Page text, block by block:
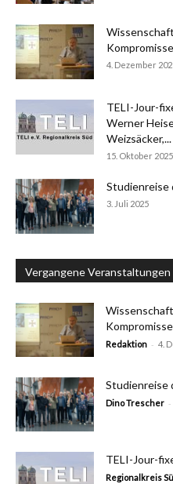
4. Dezember
TELI-Jour-
Werner
Weizsäcker,...
15. Oktober 2025
Studienreise
3. Juli 2025
Vergangene Veranstaltungen
Redaktion - 4.
Studienreise
Dino Trescher -
TELI-Jour-
Regionalkreis